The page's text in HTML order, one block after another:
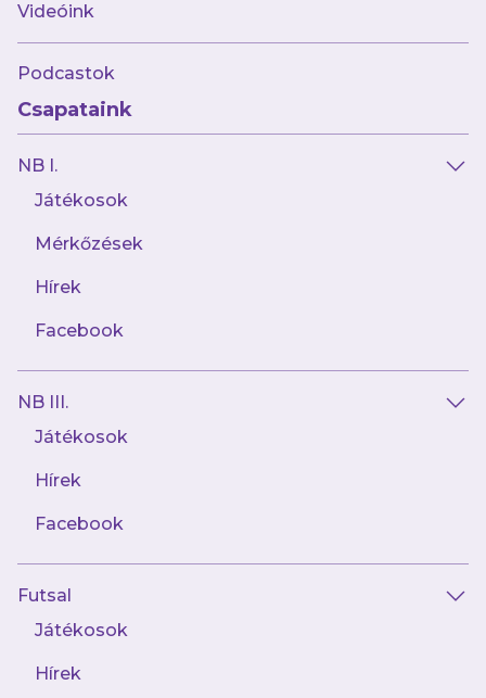
Videóink
Podcastok
Csapataink
NB I.
Játékosok
Mérkőzések
Hírek
Facebook
NB III.
Játékosok
Hírek
Facebook
Futsal
Játékosok
Hírek
2026.07.31
Horvátországban
2026.07.31
Készülj a vasárnapi meccsnapra:
nyeremények várnak!